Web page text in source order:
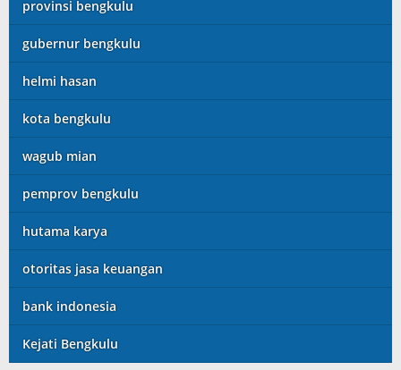
provinsi bengkulu
gubernur bengkulu
helmi hasan
kota bengkulu
wagub mian
pemprov bengkulu
hutama karya
otoritas jasa keuangan
bank indonesia
Kejati Bengkulu